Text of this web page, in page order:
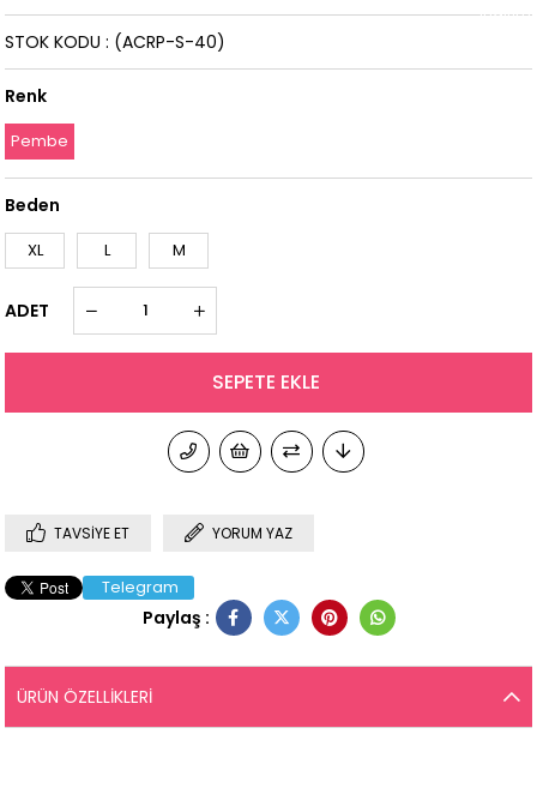
İndirim
(ACRP-S-40)
STOK KODU
Renk
Pembe
Beden
XL L M
ADET
TAVSIYE ET YORUM YAZ
Telegram
Paylaş :
ÜRÜN ÖZELLIKLERI